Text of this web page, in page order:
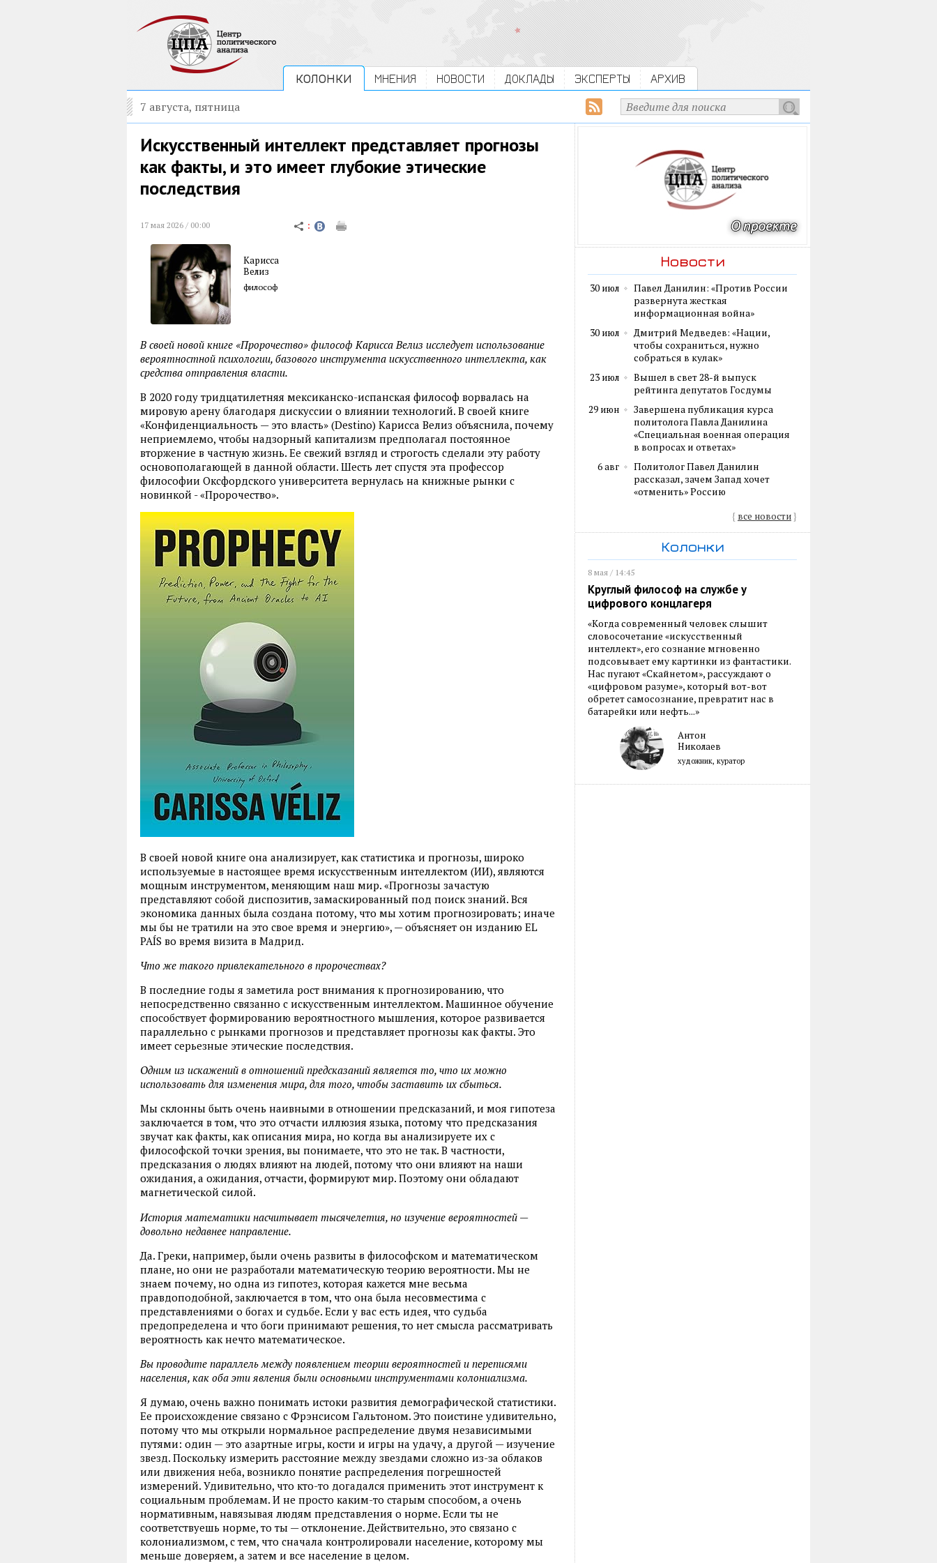
КОЛОНКИ МНЕНИЯ НОВОСТИ ДОКЛАДЫ ЭКСПЕРТЫ АРХИВ
7 августа, пятница
Искусственный интеллект представляет прогнозы
как факты, и это имеет глубокие этические
последствия
17 мая 2026 / 00:00
Карисса
Велиз
философ
В своей новой книге «Пророчество» философ Карисса Велиз исследует использование
вероятностной психологии, базового инструмента искусственного интеллекта, как
средства отправления власти.
В 2020 году тридцатилетняя мексиканско-испанская философ ворвалась на
мировую арену благодаря дискуссии о влиянии технологий. В своей книге
«Конфиденциальность — это власть» (Destino) Карисса Велиз объяснила, почему
неприемлемо, чтобы надзорный капитализм предполагал постоянное
вторжение в частную жизнь. Ее свежий взгляд и строгость сделали эту работу
основополагающей в данной области. Шесть лет спустя эта профессор
философии Оксфордского университета вернулась на книжные рынки с
новинкой - «Пророчество».
В своей новой книге она анализирует, как статистика и прогнозы, широко
используемые в настоящее время искусственным интеллектом (ИИ), являются
мощным инструментом, меняющим наш мир. «Прогнозы зачастую
представляют собой диспозитив, замаскированный под поиск знаний. Вся
экономика данных была создана потому, что мы хотим прогнозировать; иначе
мы бы не тратили на это свое время и энергию», — объясняет он изданию EL
PAÍS во время визита в Мадрид.
Что же такого привлекательного в пророчествах?
В последние годы я заметила рост внимания к прогнозированию, что
непосредственно связанно с искусственным интеллектом. Машинное обучение
способствует формированию вероятностного мышления, которое развивается
параллельно с рынками прогнозов и представляет прогнозы как факты. Это
имеет серьезные этические последствия.
Одним из искажений в отношений предсказаний является то, что их можно
использовать для изменения мира, для того, чтобы заставить их сбыться.
Мы склонны быть очень наивными в отношении предсказаний, и моя гипотеза
заключается в том, что это отчасти иллюзия языка, потому что предсказания
звучат как факты, как описания мира, но когда вы анализируете их с
философской точки зрения, вы понимаете, что это не так. В частности,
предсказания о людях влияют на людей, потому что они влияют на наши
ожидания, а ожидания, отчасти, формируют мир. Поэтому они обладают
магнетической силой.
История математики насчитывает тысячелетия, но изучение вероятностей —
довольно недавнее направление.
Да. Греки, например, были очень развиты в философском и математическом
плане, но они не разработали математическую теорию вероятности. Мы не
знаем почему, но одна из гипотез, которая кажется мне весьма
правдоподобной, заключается в том, что она была несовместима с
представлениями о богах и судьбе. Если у вас есть идея, что судьба
предопределена и что боги принимают решения, то нет смысла рассматривать
вероятность как нечто математическое.
Вы проводите параллель между появлением теории вероятностей и переписями
населения, как оба эти явления были основными инструментами колониализма.
Я думаю, очень важно понимать истоки развития демографической статистики.
Ее происхождение связано с Фрэнсисом Гальтоном. Это поистине удивительно,
потому что мы открыли нормальное распределение двумя независимыми
путями: один — это азартные игры, кости и игры на удачу, а другой — изучение
звезд. Поскольку измерить расстояние между звездами сложно из-за облаков
или движения неба, возникло понятие распределения погрешностей
измерений. Удивительно, что кто-то догадался применить этот инструмент к
социальным проблемам. И не просто каким-то старым способом, а очень
нормативным, навязывая людям представления о норме. Если ты не
соответствуешь норме, то ты — отклонение. Действительно, это связано с
колониализмом, с тем, что сначала контролировали население, которому мы
меньше доверяем, а затем и все население в целом.
Новости
30 июл
Павел Данилин: «Против России
развернута жесткая
информационная война»
30 июл
Дмитрий Медведев: «Нации,
чтобы сохраниться, нужно
собраться в кулак»
23 июл
Вышел в свет 28-й выпуск
рейтинга депутатов Госдумы
29 июн
Завершена публикация курса
политолога Павла Данилина
«Специальная военная операция
в вопросах и ответах»
6 авг
Политолог Павел Данилин
рассказал, зачем Запад хочет
«отменить» Россию
{ все новости}
Колонки
8 мая / 14:45
Круглый философ на службе у
цифрового концлагеря
«Когда современный человек слышит
словосочетание «искусственный
интеллект», его сознание мгновенно
подсовывает ему картинки из фантастики.
Нас пугают «Скайнетом», рассуждают о
«цифровом разуме», который вот-вот
обретет самосознание, превратит нас в
батарейки или нефть...»
Антон
Николаев
художник, куратор